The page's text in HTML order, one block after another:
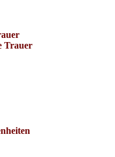
Trauer